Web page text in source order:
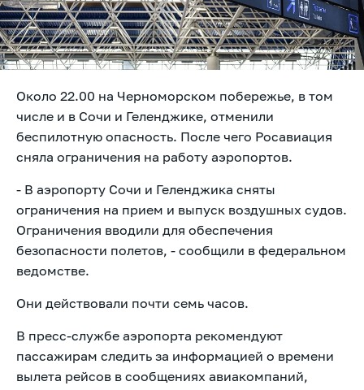
Около 22.00 на Черноморском побережье, в том
числе и в Сочи и Геленджике, отменили
беспилотную опасность. После чего Росавиация
сняла ограничения на работу аэропортов.
- В аэропорту Сочи и Геленджика сняты
ограничения на прием и выпуск воздушных судов.
Ограничения вводили для обеспечения
безопасности полетов, - сообщили в федеральном
ведомстве.
Они действовали почти семь часов.
В пресс-службе аэропорта рекомендуют
пассажирам следить за информацией о времени
вылета рейсов в сообщениях авиакомпаний,